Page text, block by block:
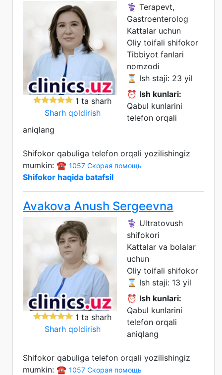
1 ta sharh
Sharh qoldirish
⚕️ Terapevt,
Gastroenterolog
Kattalar uchun
Oliy toifali shifokor
Tibbiyot fanlari
nomzodi
⌛ Ish staji: 23 yil
⏰ Ish kunlari:
Qabul kunlarini
telefon orqali
aniqlang
Shifokor qabuliga telefon orqali yozilishingiz
mumkin: ☎️ 1057 Скорая помощь
Shifokor haqida batafsil
Avakova Anush Sergeevna
1 ta sharh
Sharh qoldirish
⚕️ Ultratovush
shifokori
Kattalar va bolalar
uchun
Oliy toifali shifokor
⌛ Ish staji: 13 yil
⏰ Ish kunlari:
Qabul kunlarini
telefon orqali
aniqlang
Shifokor qabuliga telefon orqali yozilishingiz
mumkin: ☎️ 1057 Скорая помощь